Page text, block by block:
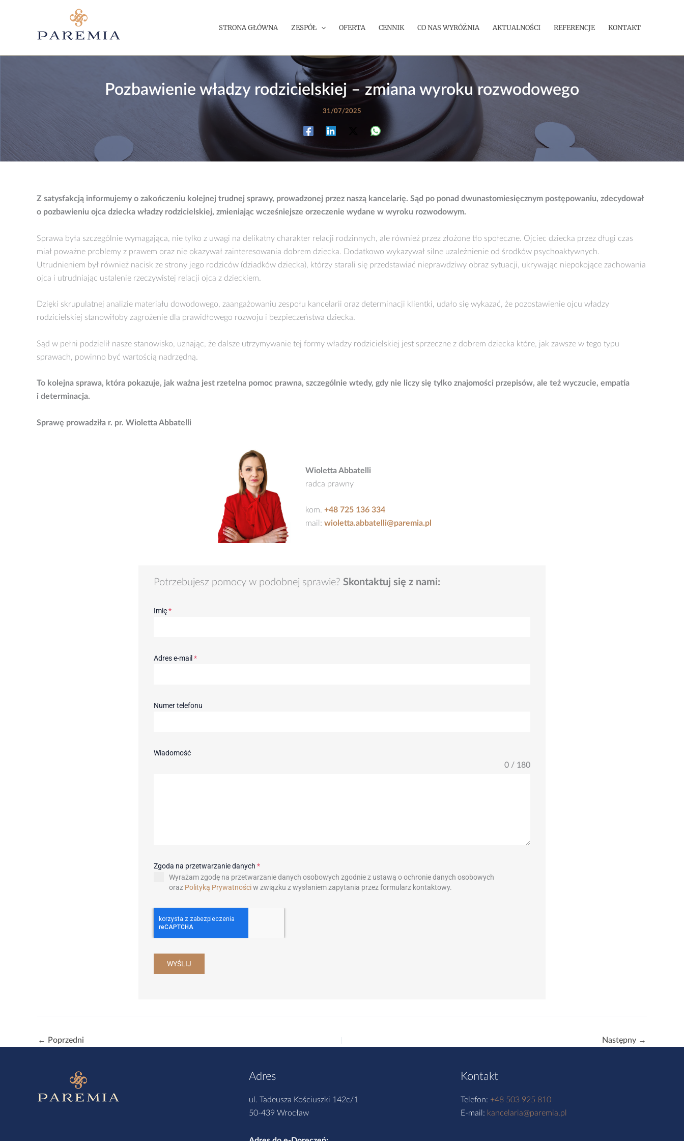
STRONA GŁÓWNA ZESPÓŁ OFERTA CENNIK CO NAS WYRÓŻNIA AKTUALNOŚCI REFERENCJE KONTAKT
Pozbawienie władzy rodzicielskiej – zmiana wyroku rozwodowego
31/07/2025
Z satysfakcją informujemy o zakończeniu kolejnej trudnej sprawy, prowadzonej przez naszą kancelarię. Sąd po ponad dwunastomiesięcznym postępowaniu, zdecydował
o pozbawieniu ojca dziecka władzy rodzicielskiej, zmieniając wcześniejsze orzeczenie wydane w wyroku rozwodowym.
Sprawa była szczególnie wymagająca, nie tylko z uwagi na delikatny charakter relacji rodzinnych, ale również przez złożone tło społeczne. Ojciec dziecka przez długi czas
miał poważne problemy z prawem oraz nie okazywał zainteresowania dobrem dziecka. Dodatkowo wykazywał silne uzależnienie od środków psychoaktywnych.
Utrudnieniem był również nacisk ze strony jego rodziców (dziadków dziecka), którzy starali się przedstawiać nieprawdziwy obraz sytuacji, ukrywając niepokojące zachowania
ojca i utrudniając ustalenie rzeczywistej relacji ojca z dzieckiem.
Dzięki skrupulatnej analizie materiału dowodowego, zaangażowaniu zespołu kancelarii oraz determinacji klientki, udało się wykazać, że pozostawienie ojcu władzy
rodzicielskiej stanowiłoby zagrożenie dla prawidłowego rozwoju i bezpieczeństwa dziecka.
Sąd w pełni podzielił nasze stanowisko, uznając, że dalsze utrzymywanie tej formy władzy rodzicielskiej jest sprzeczne z dobrem dziecka które, jak zawsze w tego typu
sprawach, powinno być wartością nadrzędną.
To kolejna sprawa, która pokazuje, jak ważna jest rzetelna pomoc prawna, szczególnie wtedy, gdy nie liczy się tylko znajomości przepisów, ale też wyczucie, empatia
i determinacja.
Sprawę prowadziła r. pr. Wioletta Abbatelli
Wioletta Abbatelli
radca prawny
kom. +48 725 136 334
mail: wioletta.abbatelli@paremia.pl
Potrzebujesz pomocy w podobnej sprawie? Skontaktuj się z nami:
Imię*
Adres e-mail *
Numer telefonu
Wiadomość
0 / 180
Zgoda na przetwarzanie danych *
Wyrażam zgodę na przetwarzanie danych osobowych zgodnie z ustawą o ochronie danych osobowych
oraz Polityką Prywatnościw związku z wysłaniem zapytania przez formularz kontaktowy.
WYŚLIJ
← Poprzedni Następny →
Adres
ul. Tadeusza Kościuszki 142c/1
50-439 Wrocław
Kontakt
Telefon: +48 503 925 810
E-mail: kancelaria@paremia.pl